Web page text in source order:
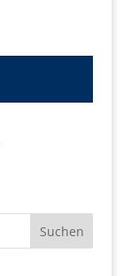
Suchen